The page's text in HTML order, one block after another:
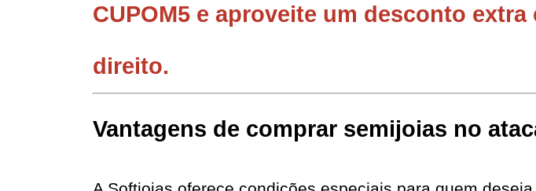
CUPOM5 e aproveite um desconto
direito.
Vantagens de comprar semijoias no